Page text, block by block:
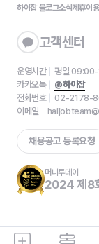
하이잡 블로그소식제휴이
고객센터
운영시간
평일
카카오톡
@하이잡
전화번호
02-2178-
이메일
채용공고 등록요청
머니투데이
2024 제8